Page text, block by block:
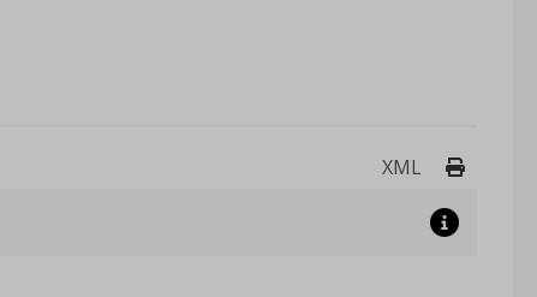
XML Drukuj